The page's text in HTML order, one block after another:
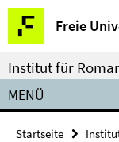
Springe
direkt
zu
Inhalt
Freie
Service-
Navigation
Institut für
MENÜ
Startseite